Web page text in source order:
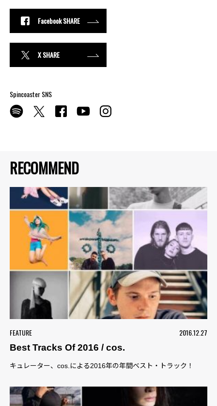
RECOMMEND
FEATURE
2016.12.27
Best Tracks Of 2016 / cos.
キュレーター、cos.による2016年の年間ベスト・トラック！
Facebook SHARE
X SHARE
Spincoaster SNS